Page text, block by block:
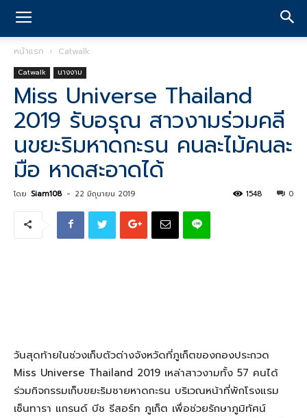
หน้าแรก Catwalk
Catwalk นางงาม
Miss Universe Thailand
2019 รับอรุณ สาวงามร่วมคลี
นขยะริมหาดกะรน คนละไม้คนละ
มือ หาดสะอาดได้
โดย Siam108 - 22 มิถุนายน 2019 0
1548
วันสุดท้ายในช่วงเก็บตัวต่างจังหวัดที่ภูเก็ตของกองประกวด
Miss Universe Thailand 2019 เหล่าสาวงามทั้ง 57 คนได้
ร่วมกิจกรรมเก็บขยะริมชายหาดกะรน บริเวณหน้าที่พักโรงแรม
เซ็นทารา แกรนด์ บีช รีสอร์ท ภูเก็ต เพื่อช่วยรักษาภูมิทัศน์